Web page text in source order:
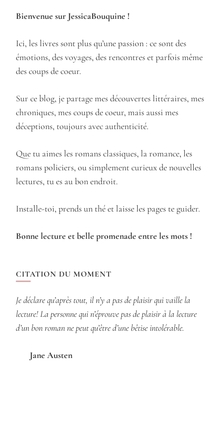
Bienvenue sur JessicaBouquine !
Ici, les livres sont plus qu’une passion : ce sont des
émotions, des voyages, des rencontres et parfois même
des coups de coeur.
Sur ce blog, je partage mes découvertes littéraires, mes
chroniques, mes coups de coeur, mais aussi mes
déceptions, toujours avec authenticité.
Que tu aimes les romans classiques, la romance, les
romans policiers, ou simplement curieux de nouvelles
lectures, tu es au bon endroit.
Installe-toi, prends un thé et laisse les pages te guider.
Bonne lecture et belle promenade entre les mots !
CITATION DU MOMENT
Je déclare qu’après tout, il n’y a pas de plaisir qui vaille la
lecture! La personne qui n’éprouve pas de plaisir à la lecture
d’un bon roman ne peut qu’être d’une bêtise intolérable.
Jane Austen